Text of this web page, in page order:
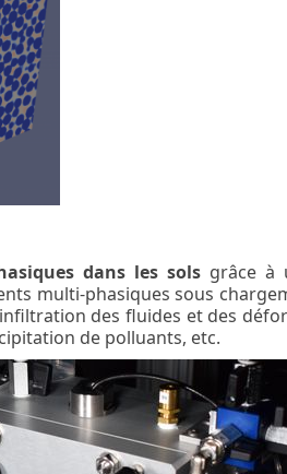
dans les sols grâce à
multi-phasiques sous
des fluides et des
de polluants, etc.